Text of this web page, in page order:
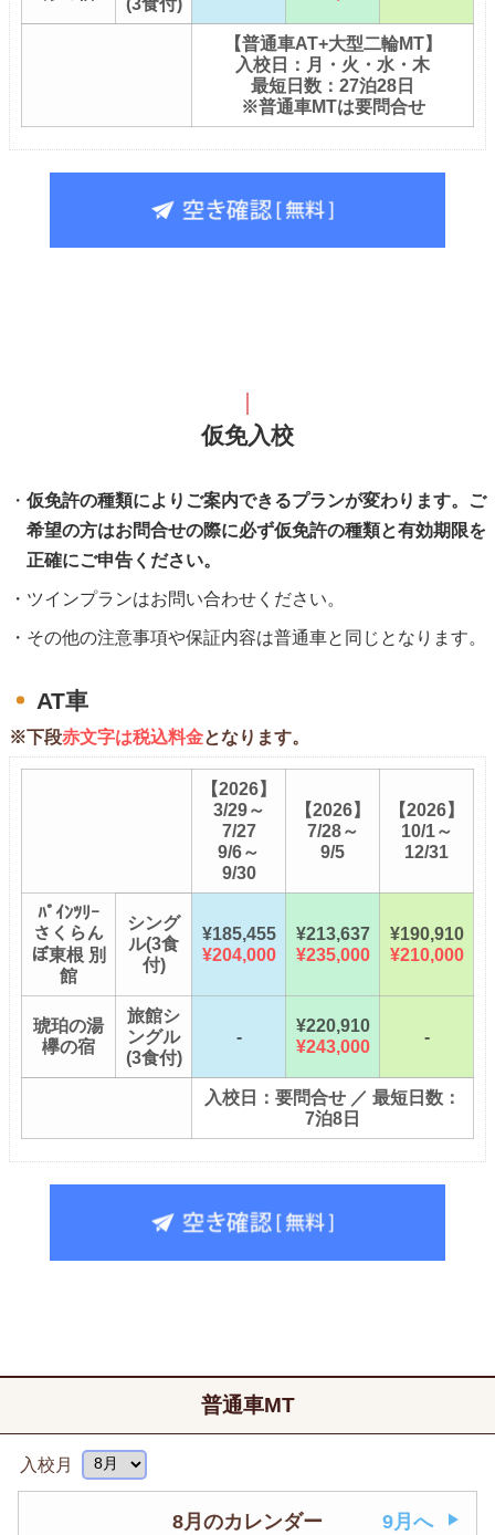
【普通車AT+大型二輪MT】
入校日：月・火・水・木
最短日数：27泊28日
※普通車MTは要問合せ
仮免入校
仮免許の種類によりご案内できるプランが変わります。ご
希望の方はお問合せの際に必ず仮免許の種類と有効期限を
正確にご申告ください。
ツインプランはお問い合わせください。
その他の注意事項や保証内容は普通車と同じとなります。
AT車
※下段赤文字は税込料金となります。
【2026】
3/29～
7/27
9/6～
9/30
【2026】
7/28～
9/5
【2026】
10/1～
12/31
ﾊﾟｲﾝﾂﾘｰ
さくらん
ぼ東根 別
館
シング
ル(3食
付)
¥185,455
¥204,000
¥213,637
¥235,000
¥190,910
¥210,000
琥珀の湯
欅の宿
旅館シ
ングル
(3食付)
-
¥220,910
¥243,000
-
入校日：要問合せ ／ 最短日数：
7泊8日
普通車MT
入校月
8月のカレンダー 9月へ